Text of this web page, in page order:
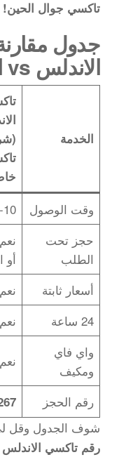
تاكسي جوال الحين!
جدول
الاندلس vs التكاسي العادية
الخدمة
وقت الوصول 5-10
حجز تحت
الطلب
أو
أسعار ثابتة
نعم
24 ساعة
نعم
واي فاي
ومكيف
نعم
رقم الحجز
شوف الجدول وقل
رقم تاكسي